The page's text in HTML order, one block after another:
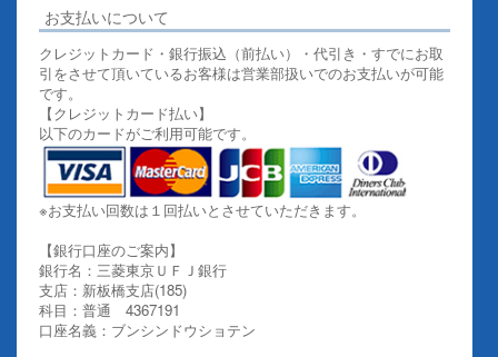
お支払いについて
クレジットカード・銀行振込（前払い）・代引き・すでにお取
引をさせて頂いているお客様は営業部扱いでのお支払いが可能
です。
【クレジットカード払い】
以下のカードがご利用可能です。
※お支払い回数は１回払いとさせていただきます。
【銀行口座のご案内】
銀行名：三菱東京ＵＦＪ銀行
支店：新板橋支店(185)
科目：普通 4367191
口座名義：ブンシンドウショテン